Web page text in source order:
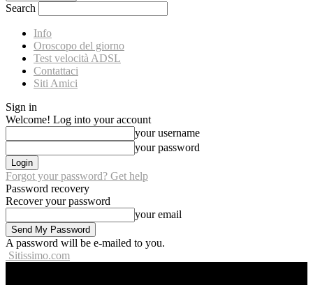
Search
Info
Oroscopo del giorno
Test velocità ADSL
Contattaci
Siti Amici
Sign in
Welcome! Log into your account
your username
your password
Forgot your password? Get help
Password recovery
Recover your password
your email
A password will be e-mailed to you.
Sitissimo.com